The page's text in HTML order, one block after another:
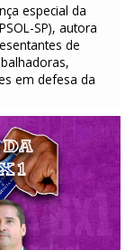
especial da
SP), autora
de
em defesa da